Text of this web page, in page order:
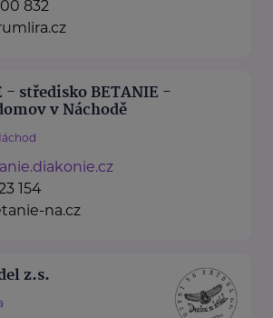
832
- středisko BETANIE -
v Náchodě
154
na.cz
z.s.